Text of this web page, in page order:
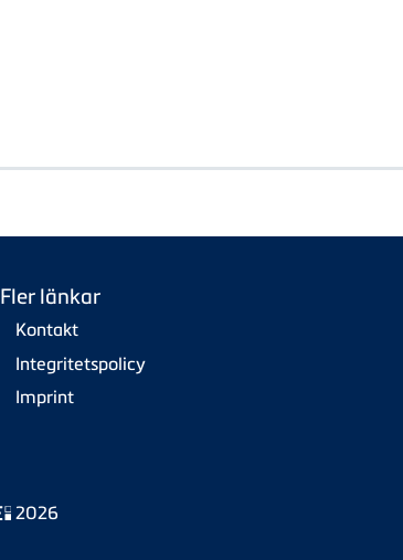
Fler länkar
Kontakt
Integritetspolicy
Imprint
2026